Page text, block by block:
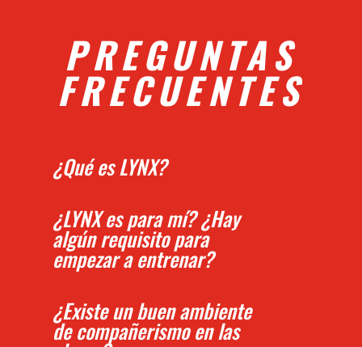
PREGUNTAS
FRECUENTES
¿Qué es LYNX?
¿LYNX es para mí? ¿Hay
algún requisito para
empezar a entrenar?
¿Existe un buen ambiente
de compañerismo en las